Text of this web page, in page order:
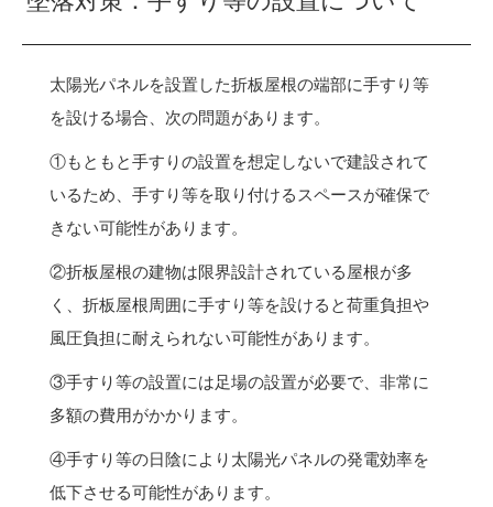
太陽光パネルを設置した折板屋根の端部に手すり等
を設ける場合、次の問題があります。
①もともと手すりの設置を想定しないで建設されて
いるため、手すり等を取り付けるスペースが確保で
きない可能性があります。
②折板屋根の建物は限界設計されている屋根が多
く、折板屋根周囲に手すり等を設けると荷重負担や
風圧負担に耐えられない可能性があります。
③手すり等の設置には足場の設置が必要で、非常に
多額の費用がかかります。
④手すり等の日陰により太陽光パネルの発電効率を
低下させる可能性があります。